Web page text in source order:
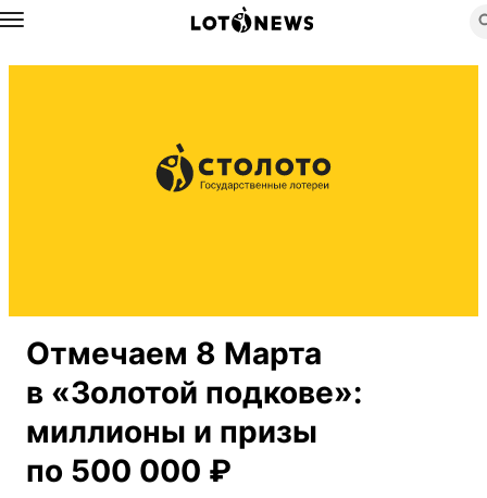
Назад
Отмечаем 8 Марта
в «Золотой подкове»:
миллионы и призы
по 500 000 ₽